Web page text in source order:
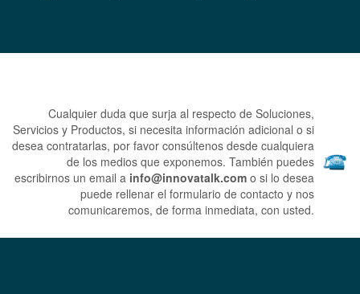
Cualquier duda que surja al respecto de Soluciones,
Servicios y Productos, si necesita información adicional o si
desea contratarlas, por favor consúltenos desde cualquiera
de los medios que exponemos. También puedes
escribirnos un email a info@innovatalk.com o si lo desea
puede rellenar el formulario de contacto y nos
comunicaremos, de forma inmediata, con usted.